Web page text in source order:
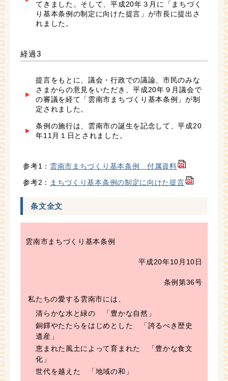
てきました。そして、平成20年３月に「まちづく
り基本条例の制定に向けた提言」が市長に提出さ
れました。
経過3
提言をもとに、議会・行政での議論、市民のみな
さまからの意見をいただき、平成20年９月議会で
の審議を経て「雲南市まちづくり基本条例」が制
定されました。
条例の施行は、雲南市の誕生を記念して、平成20
年11月１日とされました。
参考1： 雲南市まちづくり基本条例 付属資料
参考2： まちづくり基本条例の制定に向けた提言
条文全文
雲南市まちづくり基本条例
平成20年10月10日
条例第36号
私たちの愛する雲南市には、
清らかな水と緑の 「豊かな自然」
銅鐸やたたらをはじめとした 「誇るべき歴史
遺産」
恵まれた風土によって育まれた 「豊かな食文
化」
世代を越えた 「地域の和」